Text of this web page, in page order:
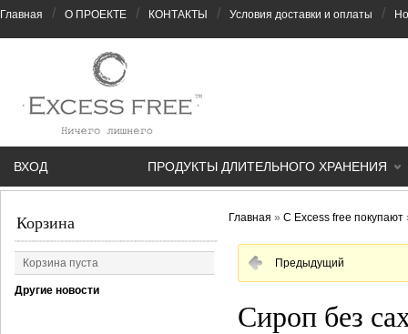
Главная / О ПРОЕКТЕ / КОНТАКТЫ / Условия доставки и оплаты /
ПРОДУКТЫ ДЛИТЕЛЬНОГО ХРАНЕНИЯ
ВХОД
Корзина
Корзина пуста
Другие новости
Главная » С Excess free покупают
Предыдущий
Сироп без